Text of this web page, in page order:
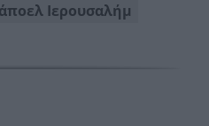
Ιερουσαλήμ